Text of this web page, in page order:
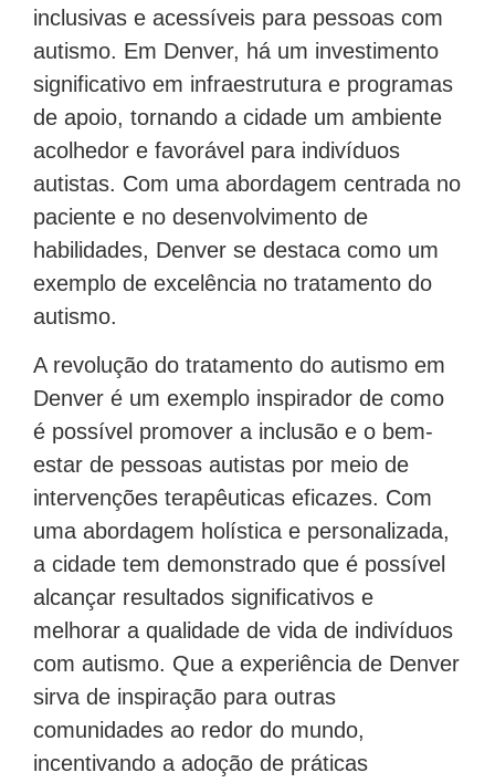
inclusivas e acessíveis para pessoas com
autismo. Em Denver, há um investimento
significativo em infraestrutura e programas
de apoio, tornando a cidade um ambiente
acolhedor e favorável para indivíduos
autistas. Com uma abordagem centrada no
paciente e no desenvolvimento de
habilidades, Denver se destaca como um
exemplo de excelência no tratamento do
autismo.
A revolução do tratamento do autismo em
Denver é um exemplo inspirador de como
é possível promover a inclusão e o bem-
estar de pessoas autistas por meio de
intervenções terapêuticas eficazes. Com
uma abordagem holística e personalizada,
a cidade tem demonstrado que é possível
alcançar resultados significativos e
melhorar a qualidade de vida de indivíduos
com autismo. Que a experiência de Denver
sirva de inspiração para outras
comunidades ao redor do mundo,
incentivando a adoção de práticas